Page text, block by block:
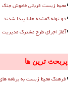
محیط زیست قربانی خاموش
دو توله گمشده هلیا پیدا شدند
آغاز اجرای طرح مشترک مدیریت
پربحث ترین ها
فرهنگ محیط زیست به برنامه